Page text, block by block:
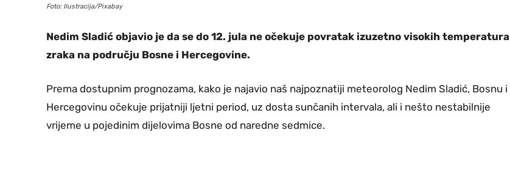
Foto: Ilustracija/Pixabay
Nedim Sladić objavio je da se do 12. jula ne očekuje povratak izuzetno visokih temperatura
zraka na području Bosne i Hercegovine.
Prema dostupnim prognozama, kako je najavio naš najpoznatiji meteorolog Nedim Sladić, Bosnu i
Hercegovinu očekuje prijatniji ljetni period, uz dosta sunčanih intervala, ali i nešto nestabilnije
vrijeme u pojedinim dijelovima Bosne od naredne sedmice.